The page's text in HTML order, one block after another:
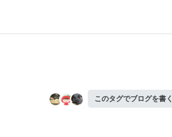
このタグでブログを書く